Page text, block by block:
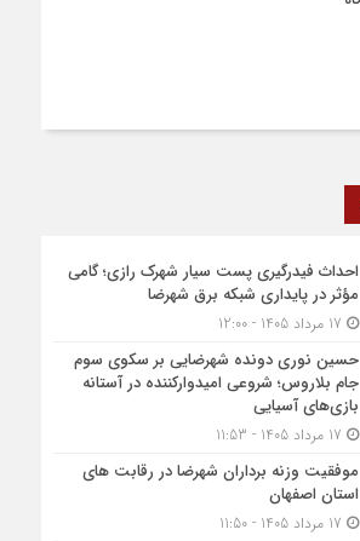
احداث فیدرگیری پست سیار شهرک رازی؛ گامی
مؤثر در پایداری شبکه برق شهرضا
حسین نوری دونده شهرضایی بر سکوی سوم
جام بلاروس؛ شروعی امیدوارکننده در آستانه
بازی‌های آسیایی
موفقیت وزنه برداران شهرضا در رقابت های
استان اصفهان